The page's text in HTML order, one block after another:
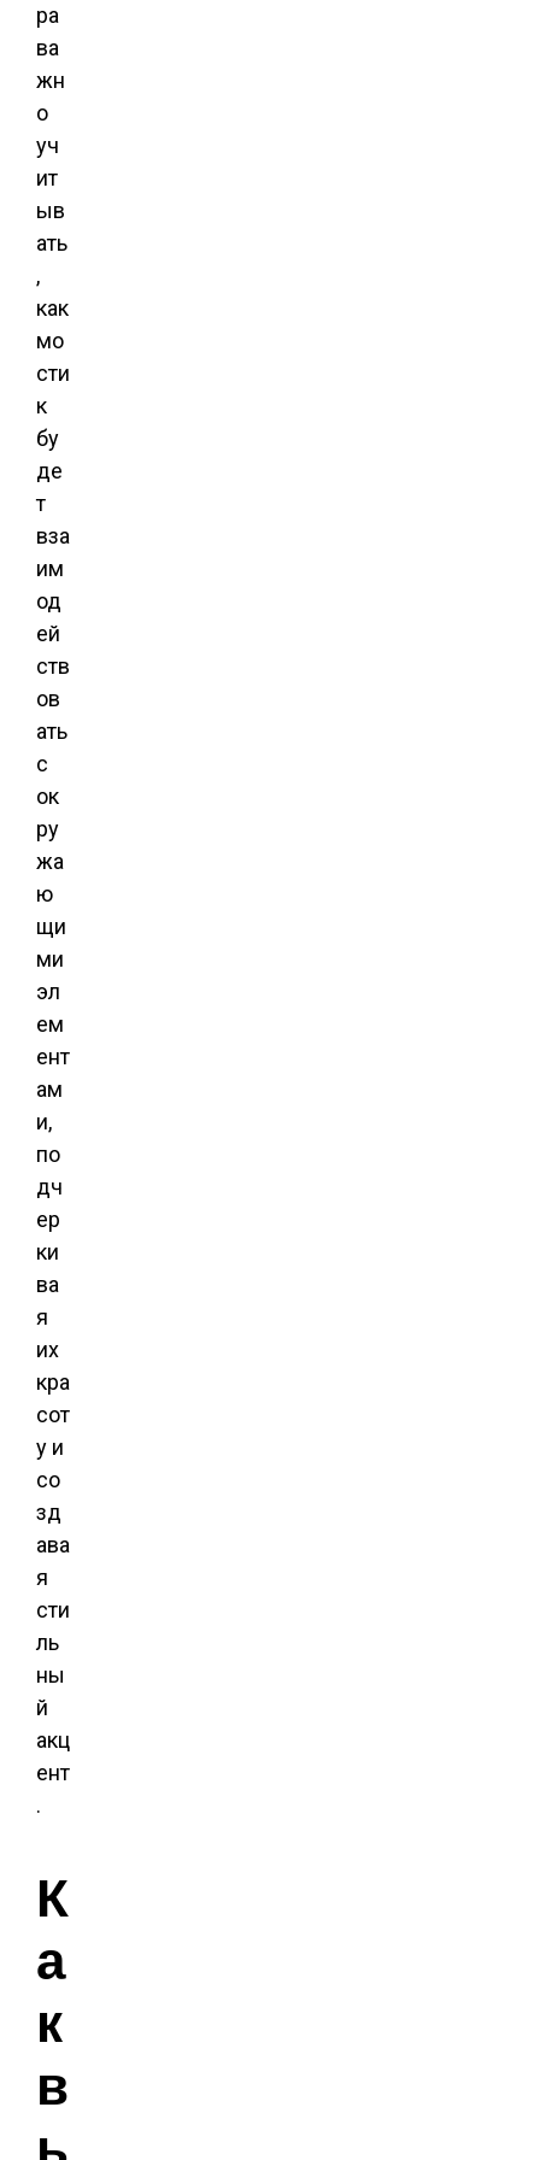
ра
ва
жн
о
уч
ит
ыв
ать
,
как
мо
сти
к
бу
де
т
вза
им
од
ей
ств
ов
ать
с
ок
ру
жа
ю
щи
ми
эл
ем
ент
ам
и,
по
дч
ер
ки
ва
я
их
кра
сот
у и
со
зд
ава
я
сти
ль
ны
й
акц
ент
.
К
а
к
в
ы